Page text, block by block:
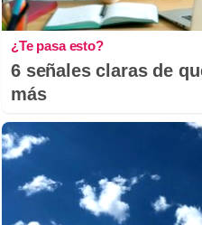
¿Te pasa esto?
6 señales claras de
más